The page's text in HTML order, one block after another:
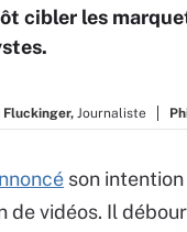
cibler les
Fluckinger, Journaliste
son
de vidéos. Il